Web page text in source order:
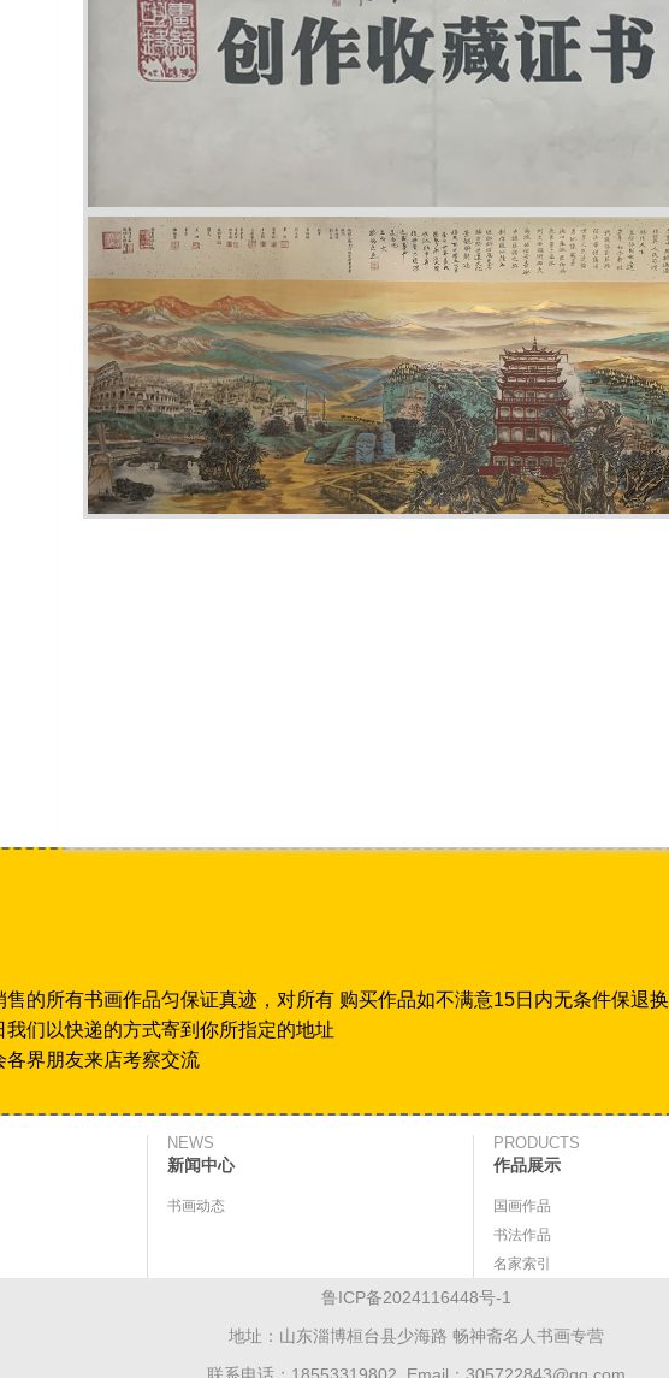
售的所有书画作品匀保证真迹，对所有 购买作品如不满意15日内无条件保退换
我们以快递的方式寄到你所指定的地址
各界朋友来店考察交流
NEWS
新闻中心
书画动态
PRODUCTS
作品展示
国画作品
书法作品
名家索引
鲁ICP备2024116448号-1
地址：山东淄博桓台县少海路 畅神斋名人书画专营
联系电话：18553319802 Email：305722843@qq.com